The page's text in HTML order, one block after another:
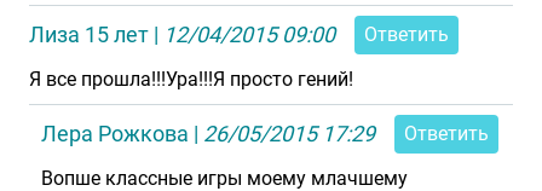
Лиза 15 лет | 12/04/2015 09:00
Ответить
Я все прошла!!!Ура!!!Я просто гений!
Лера Рожкова | 26/05/2015 17:29
Ответить
Вопше классные игры моему млачшему